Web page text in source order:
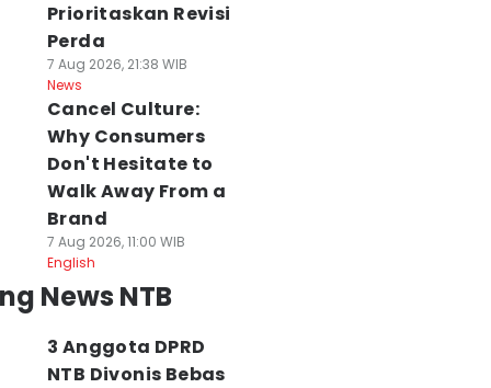
Prioritaskan Revisi
Perda
7 Aug 2026, 21:38 WIB
News
Cancel Culture:
Why Consumers
Don't Hesitate to
Walk Away From a
Brand
7 Aug 2026, 11:00 WIB
English
News NTB
3 Anggota DPRD
NTB Divonis Bebas